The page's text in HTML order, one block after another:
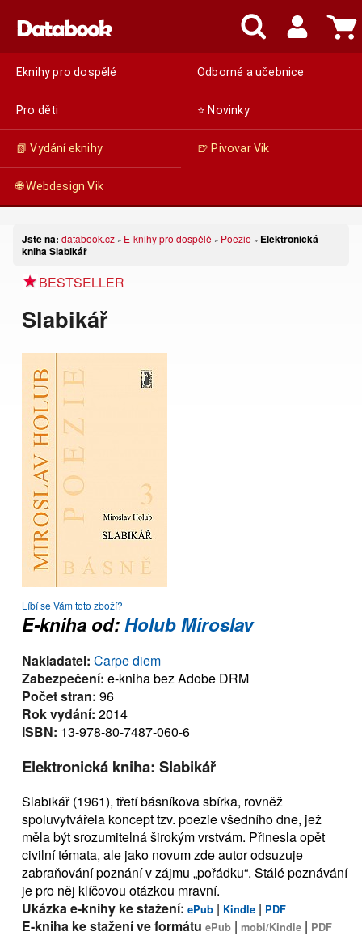
Eknihy pro dospělé Odborné a učebnice
Pro děti ⭐ Novinky
📗 Vydání eknihy 🍺 Pivovar Vik
🌐 Webdesign Vik
Jste na: databook.cz » E-knihy pro dospělé » Poezie » Elektronická
kniha Slabikář
BESTSELLER
Slabikář
Líbí se Vám toto zboží?
E-kniha od:Holub Miroslav
Nakladatel: Carpe diem
Zabezpečení: e-kniha bez Adobe DRM
Počet stran: 96
Rok vydání: 2014
ISBN: 13-978-80-7487-060-6
Elektronická kniha: Slabikář
Slabikář (1961), třetí básníkova sbírka, rovněž
spoluvytvářela koncept tzv. poezie všedního dne, jež
měla být srozumitelná širokým vrstvám. Přinesla opět
civilní témata, ale jako novum zde autor odsuzuje
zabraňování poznání v zájmu „pořádku“. Stálé poznávání
je pro něj klíčovou otázkou mravní.
Ukázka e-knihy ke stažení: ePub | Kindle | PDF
E-kniha ke stažení ve formátu ePub | mobi/Kindle | PDF